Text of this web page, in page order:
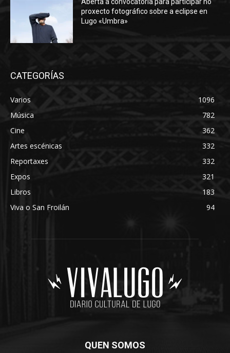
proxecto fotográfico sobre a eclipse en
Lugo «Umbra»
CATEGORÍAS
Varios
1096
Música
782
Cine
362
Artes escénicas
332
Reportaxes
332
Expos
321
Libros
183
Viva o San Froilán
94
QUEN SOMOS